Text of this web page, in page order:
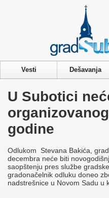
Vesti Dešavanja
U Subotici
godine
Odlukom Stevana Bakića,
decembra neće biti
saopštenju pres službe
gradonačelnik odluku doneo
nadstrešnice u Novom Sadu u
Privacy &